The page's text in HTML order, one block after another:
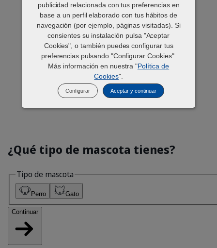
publicidad relacionada con tus preferencias en
base a un perfil elaborado con tus hábitos de
navegación (por ejemplo, páginas visitadas). Si
consientes su instalación pulsa "Aceptar
Cookies", o también puedes configurar tus
preferencias pulsando "Configurar Cookies".
Más información en nuestra "Política de
Cookies".
Configurar Aceptar y continuar